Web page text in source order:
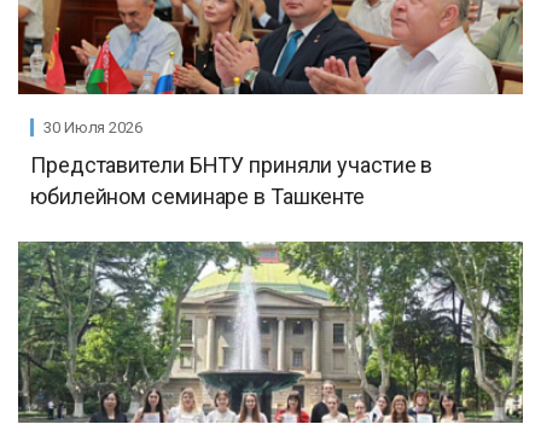
30 Июля 2026
Представители БНТУ приняли участие в
юбилейном семинаре в Ташкенте